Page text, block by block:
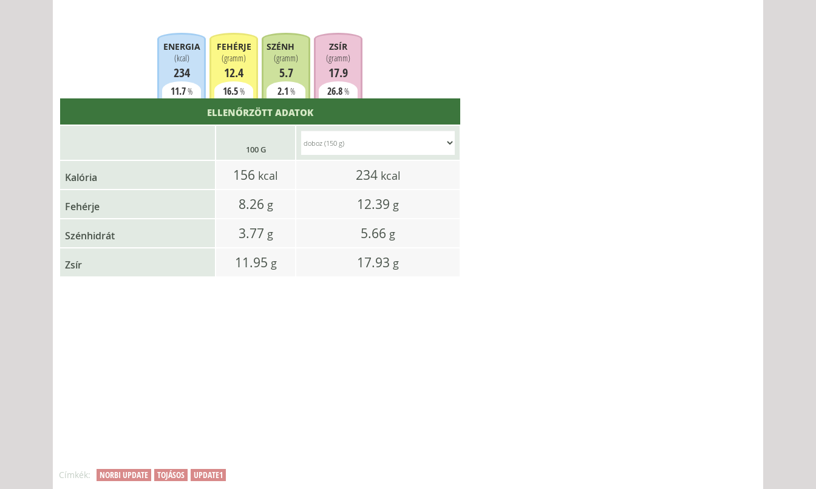
ENERGIA
(kcal)
234
11.7%
FEHÉRJE
(gramm)
12.4
16.5%
SZÉNHIDRÁT
(gramm)
5.7
2.1 %
ZSÍR
(gramm)
17.9
26.8%
ELLENŐRZÖTT ADATOK
100 G
Kalória 156 kcal 234 kcal
Fehérje 8.26 g 12.39 g
Szénhidrát 3.77 g 5.66 g
Zsír 11.95 g 17.93 g
Címkék: NORBI UPDATE TOJÁSOS
UPDATE1